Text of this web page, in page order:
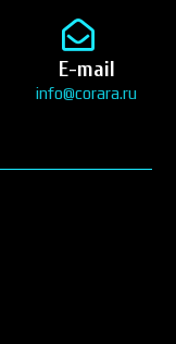
E-mail
info@corara.ru